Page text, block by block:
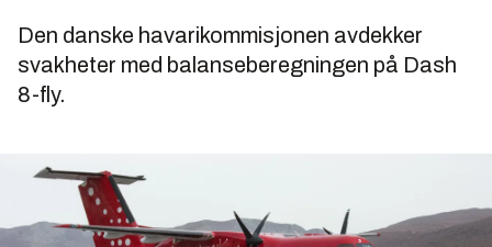
Den danske havarikommisjonen avdekker
svakheter med balanseberegningen på Dash
8-fly.